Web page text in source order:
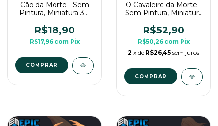
Cão da Morte - Sem
Pintura, Miniatura 3D
Mesa
R$18,90
R$17,96 com Pix
COMPRAR
O Cavaleiro da Morte -
Sem Pintura, Miniatura
de Mesa
R$52,90
R$50,26 com Pix
2 x de R$26,45 sem juros